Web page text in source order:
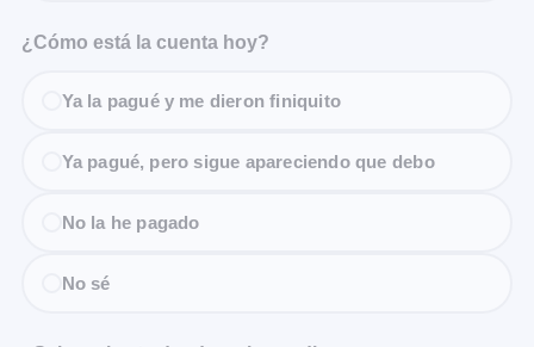
¿Cómo está la cuenta hoy?
Ya la pagué y me dieron finiquito
Ya pagué, pero sigue apareciendo que debo
No la he pagado
No sé